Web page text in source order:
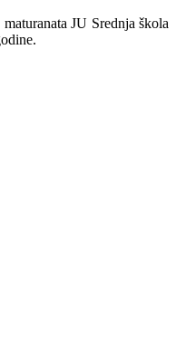
JU Srednja škola